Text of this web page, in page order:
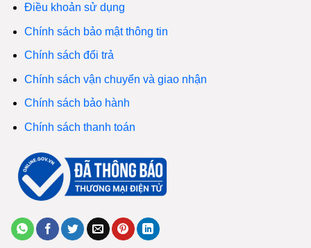
Điều khoản sử dụng
Chính sách bảo mật thông tin
Chính sách đổi trả
Chính sách vận chuyển và giao nhận
Chính sách bảo hành
Chính sách thanh toán